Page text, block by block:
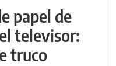
papel de
televisor:
truco